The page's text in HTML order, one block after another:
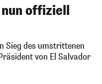
offiziell
Sieg des umstrittenen
von El Salvador